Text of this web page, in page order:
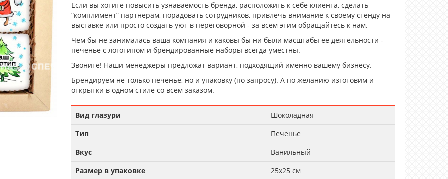
Если вы хотите повысить узнаваемость бренда, расположить к себе клиента, сделать
“комплимент” партнерам, порадовать сотрудников, привлечь внимание к своему стенду на
выставке или просто создать уют в переговорной - за всем этим обращайтесь к нам.
Чем бы не занималась ваша компания и каковы бы ни были масштабы ее деятельности -
печенье с логотипом и брендированные наборы всегда уместны.
Звоните! Наши менеджеры предложат вариант, подходящий именно вашему бизнесу.
Брендируем не только печенье, но и упаковку (по запросу). А по желанию изготовим и
открытки в одном стиле со всем заказом.
Вид глазури
Шоколадная
Тип
Печенье
Вкус
Ванильный
Размер в упаковке
25х25 см